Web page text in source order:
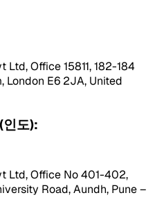
Office 15811, 182-184
London E6 2JA, United
인도):
Ltd, Office No 401-402,
Road, Aundh, Pune –